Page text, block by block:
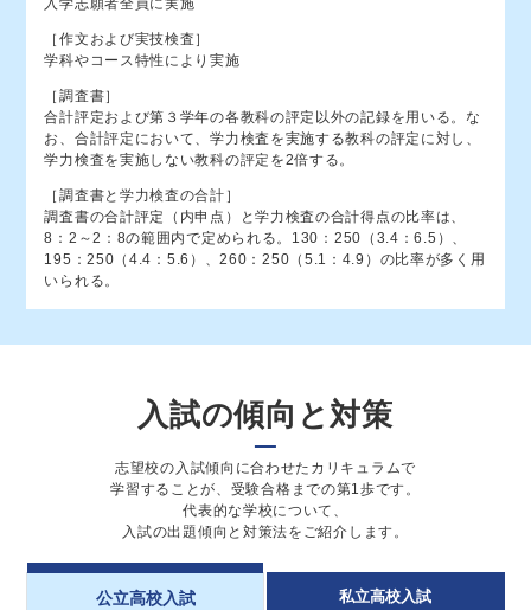
45
共学 米子南（ビジネス情報）
44 倉吉総合産業（ビジネス）
43 共学 倉吉総合産業（機械・電気・生活デザイン）
42
共学 八頭（普／体育）
共学 鳥取中央育英（普／体育）
青谷（総合）
共学 岩美（普通）
倉吉農業（食品）
入学志願者全員に実施
［作文および実技検査］
学科やコース特性により実施
［調査書］
合計評定および第３学年の各教科の評定以外の記録を用いる。な
お、合計評定において、学力検査を実施する教科の評定に対し、
学力検査を実施しない教科の評定を2倍する。
［調査書と学力検査の合計］
調査書の合計評定（内申点）と学力検査の合計得点の比率は、
8：2～2：8の範囲内で定められる。130：250（3.4：6.5）、
195：250（4.4：5.6）、260：250（5.1：4.9）の比率が多く用
いられる。
入試の傾向と対策
志望校の⼊試傾向に合わせたカリキュラムで
学習することが、受験合格までの第1歩です。
代表的な学校について、
⼊試の出題傾向と対策法をご紹介します。
公⽴⾼校⼊試 私⽴⾼校⼊試